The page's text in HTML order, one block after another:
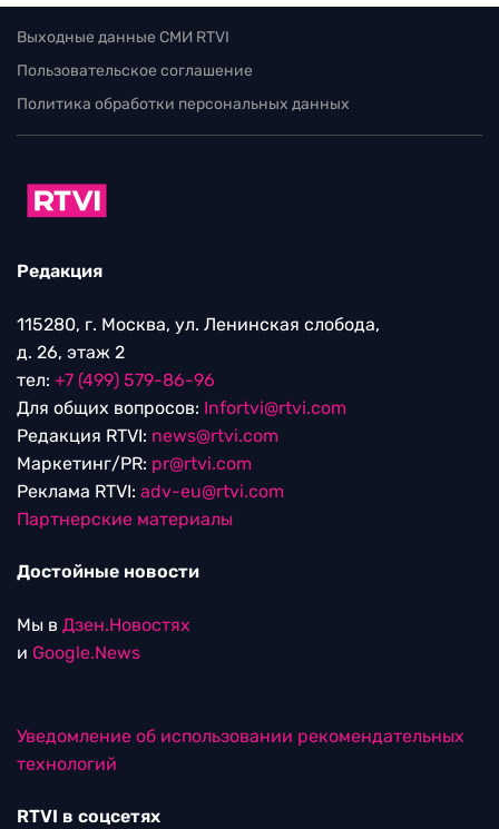
Выходные данные СМИ RTVI
Пользовательское соглашение
Политика обработки персональных данных
Редакция
115280, г. Москва, ул. Ленинская слобода,
д. 26, этаж 2
тел: +7 (499) 579-86-96
Для общих вопросов: Infortvi@rtvi.com
Редакция RTVI: news@rtvi.com
Маркетинг/PR: pr@rtvi.com
Реклама RTVI: adv-eu@rtvi.com
Партнерские материалы
Достойные новости
Мы в Дзен.Новостях
и Google.News
Уведомление об использовании рекомендательных
технологий
RTVI в соцсетях